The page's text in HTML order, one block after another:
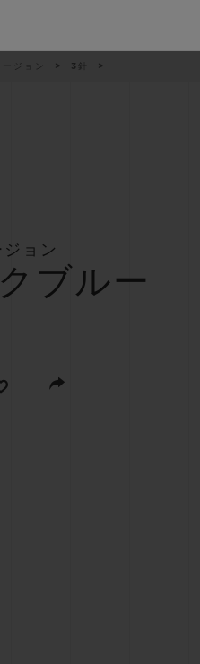
ジョン 3針
ョン
ブルー